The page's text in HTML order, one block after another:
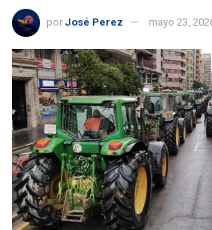
por José Perez mayo 23,